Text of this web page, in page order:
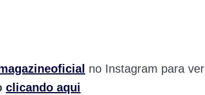
no Instagram para ver
clicando aqui